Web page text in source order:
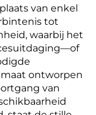
van enkel
tot
waarbij het
ontworpen
van